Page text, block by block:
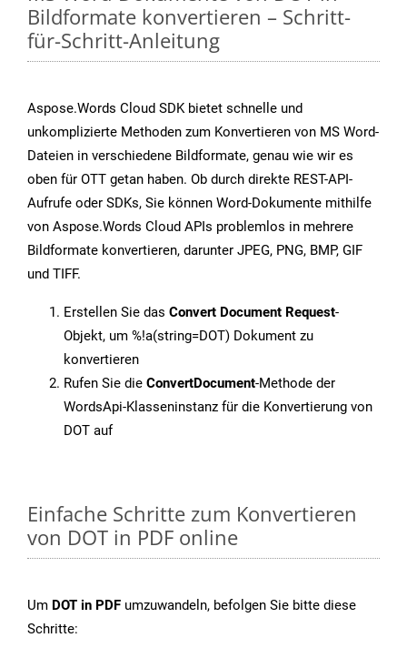
Bildformate konvertieren – Schritt-
für-Schritt-Anleitung
Aspose.Words Cloud SDK bietet schnelle und
unkomplizierte Methoden zum Konvertieren von MS Word-
Dateien in verschiedene Bildformate, genau wie wir es
oben für OTT getan haben. Ob durch direkte REST-API-
Aufrufe oder SDKs, Sie können Word-Dokumente mithilfe
von Aspose.Words Cloud APIs problemlos in mehrere
Bildformate konvertieren, darunter JPEG, PNG, BMP, GIF
und TIFF.
Erstellen Sie das Convert Document Request-
Objekt, um %!a(string=DOT) Dokument zu
konvertieren
Rufen Sie die ConvertDocument-Methode der
WordsApi-Klasseninstanz für die Konvertierung von
DOT auf
Einfache Schritte zum Konvertieren
von DOT in PDF online
Um DOT in PDF umzuwandeln, befolgen Sie bitte diese
Schritte: